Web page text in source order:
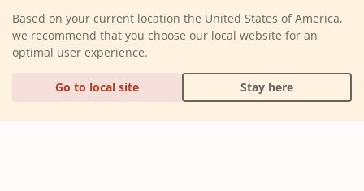
Based on your current location the United States of America,
we recommend that you choose our local website for an
optimal user experience.
Go to local site Stay here